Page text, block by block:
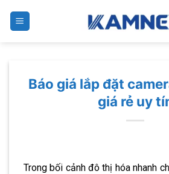
Báo giá lắp đặt
giá rẻ uy
Trong bối cảnh đô thị hóa nhanh